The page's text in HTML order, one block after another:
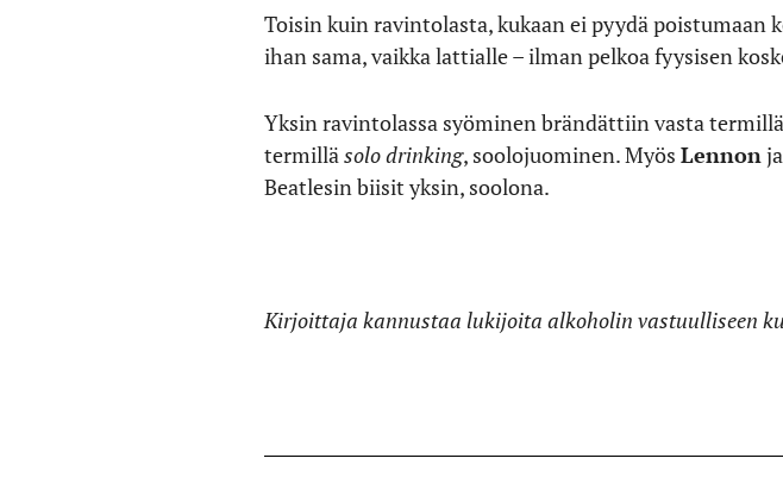
Toisin kuin ravintolasta, kukaan ei pyydä poistumaan
ihan sama, vaikka lattialle – ilman pelkoa fyysisen
Yksin ravintolassa syöminen brändättiin vasta termillä
termilläsolo drinking, soolojuominen. Myös Lennonja
Beatlesin biisit yksin, soolona.
Kirjoittaja kannustaa lukijoita alkoholin vastuulliseen